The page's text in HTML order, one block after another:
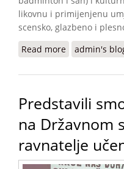
likovnu i primijenjenu
scensko, glazbeno i
Read more about
admin's
Predstavili
na Državnom
ravnatelje